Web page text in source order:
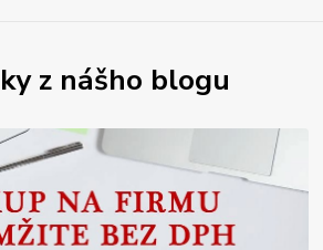
z nášho blogu